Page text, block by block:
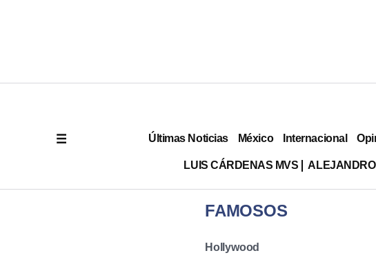
Últimas Noticias México Internacional
LUIS CÁRDENAS MVS
FAMOSOS
Hollywood